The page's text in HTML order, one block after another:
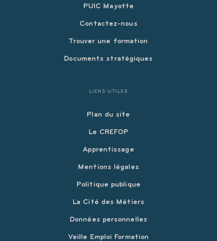
PUIC Mayotte
Contactez-nous
Trouver une formation
Documents stratégiques
LIENS UTILES
Plan du site
Le CREFOP
Apprentissage
Mentions légales
Politique publique
La Cité des Métiers
Données personnelles
Veille Emploi Formation